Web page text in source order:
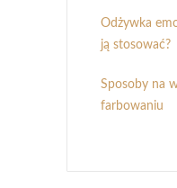
Odżywka
ją stosować?
Sposoby na
farbowaniu